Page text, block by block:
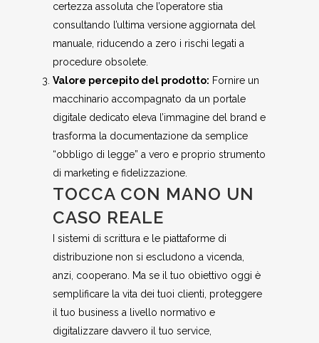
certezza assoluta che l’operatore stia
consultando l’ultima versione aggiornata del
manuale, riducendo a zero i rischi legati a
procedure obsolete.
Valore percepito del prodotto: Fornire un
macchinario accompagnato da un portale
digitale dedicato eleva l’immagine del brand e
trasforma la documentazione da semplice
“obbligo di legge” a vero e proprio strumento
di marketing e fidelizzazione.
TOCCA CON MANO UN
CASO REALE
I sistemi di scrittura e le piattaforme di
distribuzione non si escludono a vicenda,
anzi, cooperano. Ma se il tuo obiettivo oggi è
semplificare la vita dei tuoi clienti, proteggere
il tuo business a livello normativo e
digitalizzare davvero il tuo service,